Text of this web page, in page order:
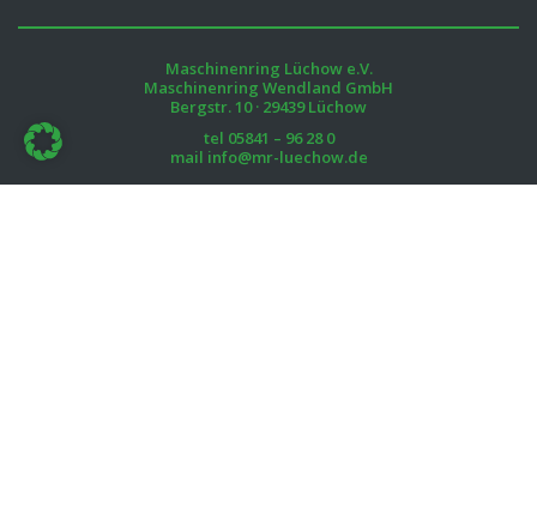
Maschinenring Lüchow e.V.
Maschinenring Wendland GmbH
Bergstr. 10 · 29439 Lüchow
tel 05841 – 96 28 0
mail info@mr-luechow.de